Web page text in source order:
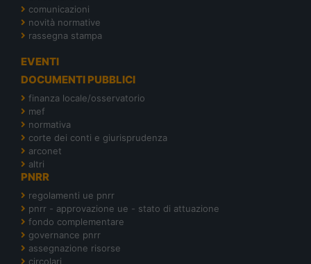
comunicazioni
novità normative
rassegna stampa
EVENTI
DOCUMENTI PUBBLICI
finanza locale/osservatorio
mef
normativa
corte dei conti e giurisprudenza
arconet
altri
PNRR
regolamenti ue pnrr
pnrr - approvazione ue - stato di attuazione
fondo complementare
governance pnrr
assegnazione risorse
circolari